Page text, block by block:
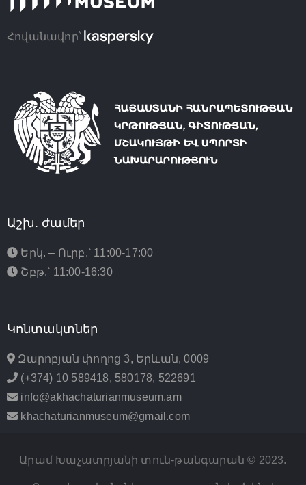
Հովանավոր՝
Աշխ. ժամեր
Երկ. – Ուրբ.՝ 11:00-17:00
Շբթ.՝ 11:00-16:30
Կոնտակտներ
Զարոբյան փողոց 3, Երևան, 0009
(+374) 10 589418, 580178, 522691
info@akhachaturianmuseum.am
khachaturianmuseum@gmail.com
Արամ Խաչատրյանի տուն-թանգարան © 2023.